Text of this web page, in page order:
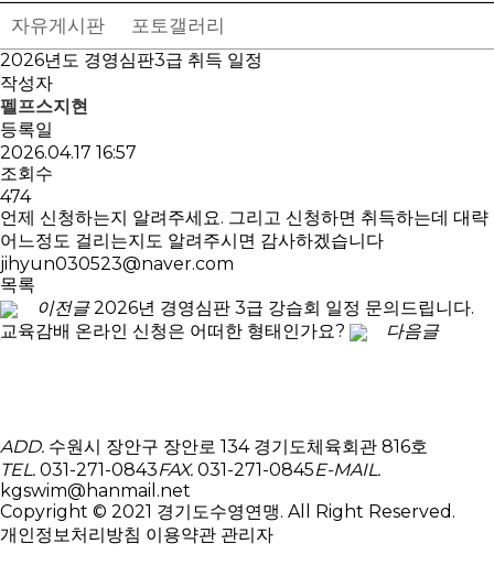
자유게시판 포토갤러리
2026년도 경영심판3급 취득 일정
작성자
펠프스지현
등록일
2026.04.17 16:57
조회수
474
언제 신청하는지 알려주세요. 그리고 신청하면 취득하는데 대략
어느정도 걸리는지도 알려주시면 감사하겠습니다
jihyun030523@naver.com
목록
이전글 2026년 경영심판 3급 강습회 일정 문의드립니다.
교육감배 온라인 신청은 어떠한 형태인가요?
다음글
ADD. 수원시 장안구 장안로 134 경기도체육회관 816호
TEL. 031-271-0843FAX. 031-271-0845E-MAIL.
kgswim@hanmail.net
Copyright © 2021 경기도수영연맹. All Right Reserved.
개인정보처리방침 이용약관 관리자